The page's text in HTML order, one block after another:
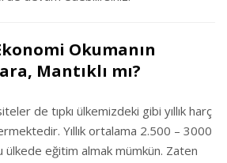
Okumanın
Mantıklı mı?
de tıpkı ülkemizdeki gibi yıllık harç
Yıllık ortalama 2.500 – 3000
ülkede eğitim almak mümkün. Zaten